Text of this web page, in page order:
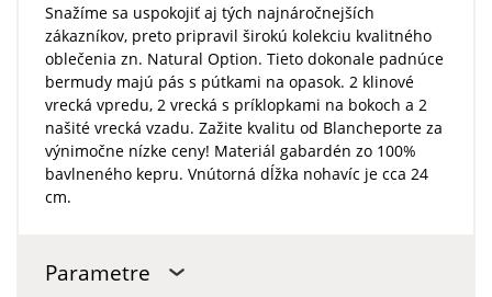
Snažíme sa uspokojiť aj tých najnáročnejších
zákazníkov, preto pripravil širokú kolekciu kvalitného
oblečenia zn. Natural Option. Tieto dokonale padnúce
bermudy majú pás s pútkami na opasok. 2 klinové
vrecká vpredu, 2 vrecká s príklopkami na bokoch a 2
našité vrecká vzadu. Zažite kvalitu od Blancheporte za
výnimočne nízke ceny! Materiál gabardén zo 100%
bavlneného kepru. Vnútorná dĺžka nohavíc je cca 24
cm.
Parametre